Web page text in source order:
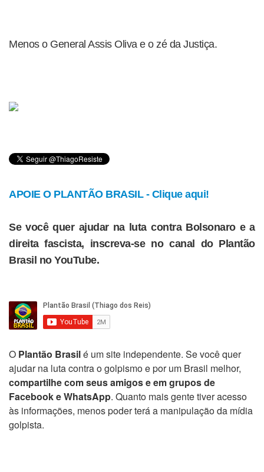
Menos o General Assis Oliva e o zé da Justiça.
APOIE O PLANTÃO BRASIL - Clique aqui!
Se você quer ajudar na luta contra Bolsonaro e a
direita fascista, inscreva-se no canal do Plantão
Brasil no YouTube.
O Plantão Brasilé um site independente. Se você quer
ajudar na luta contra o golpismo e por um Brasil melhor,
compartilhe com seus amigos e em grupos de
Facebook e WhatsApp. Quanto mais gente tiver acesso
às informações, menos poder terá a manipulação da mídia
golpista.